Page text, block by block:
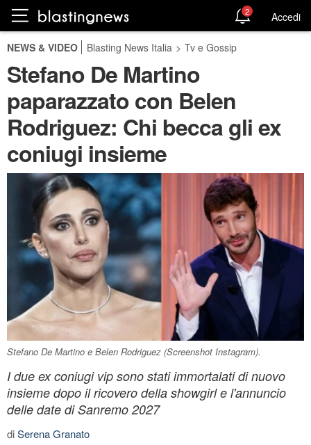
2 Accedi
NEWS & VIDEO Blasting News Italia > Tv e Gossip
Stefano De Martino
paparazzato con Belen
Rodriguez: Chi becca gli ex
coniugi insieme
Stefano De Martino e Belen Rodriguez (Screenshot Instagram).
I due ex coniugi vip sono stati immortalati di nuovo
insieme dopo il ricovero della showgirl e l'annuncio
delle date di Sanremo 2027
diSerena Granato